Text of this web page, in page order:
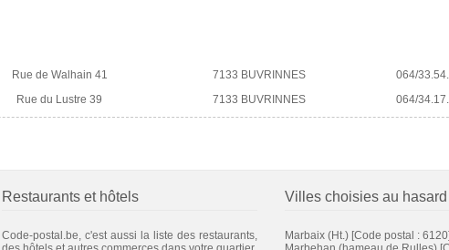
Rue de Walhain 41 7133 BUVRINNES
064/
Rue du Lustre 39 7133 BUVRINNES 064/
Restaurants et hôtels
Code-postal.be, c'est aussi la liste des restaurants,
Villes choisies au hasard
Marbaix (Ht.) [Code postal :